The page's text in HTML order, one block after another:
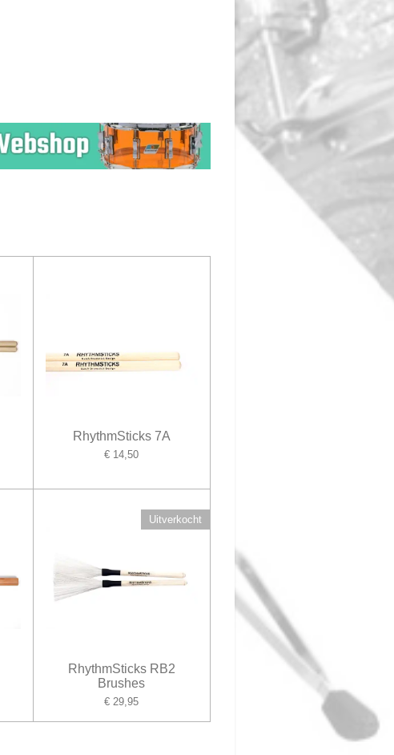
RhythmSticks 7A
€ 14,50
Uitverkocht
RhythmSticks RB2
Brushes
€ 29,95